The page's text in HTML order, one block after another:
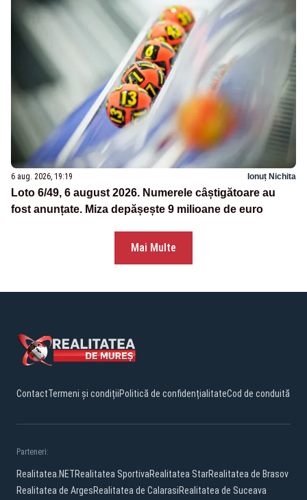
6 aug. 2026, 19:19 Ionuț Nichita
Loto 6/49, 6 august 2026. Numerele câștigătoare au
fost anunțate. Miza depășește 9 milioane de euro
Mai Multe
ContactTermeni și condițiiPolitică de confidențialitateCod de conduită
Parteneri:
Realitatea.NETRealitatea SportivaRealitatea StarRealitatea de Brasov
Realitatea de ArgesRealitatea de CalarasiRealitatea de Suceava